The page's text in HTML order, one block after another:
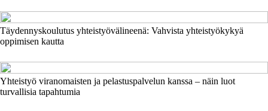
Täydennyskoulutus yhteistyövälineenä: Vahvista yhteistyökykyä
oppimisen kautta
Yhteistyö viranomaisten ja pelastuspalvelun kanssa – näin luot
turvallisia tapahtumia